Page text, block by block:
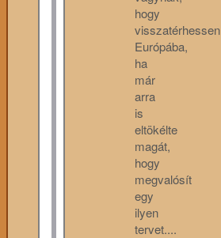
hogy
visszatérhessen
Európába,
ha
már
arra
is
eltökélte
magát,
hogy
megvalósít
egy
ilyen
tervet....